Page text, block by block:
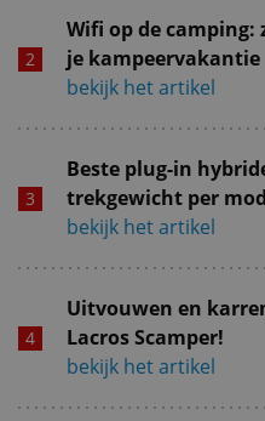
Wifi op de
je kampeervakantie
bekijk het artikel
Beste plug-in
trekgewicht per
bekijk het artikel
Uitvouwen en
Lacros Scamper!
bekijk het artikel